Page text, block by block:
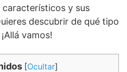
y sus
descubrir de qué tipo
vamos!
[Ocultar]